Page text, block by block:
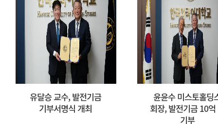
달승 교수, 발전기금
기부서명식 개최
윤윤수 미스토홀딩스
회장, 발전기금 10억 원